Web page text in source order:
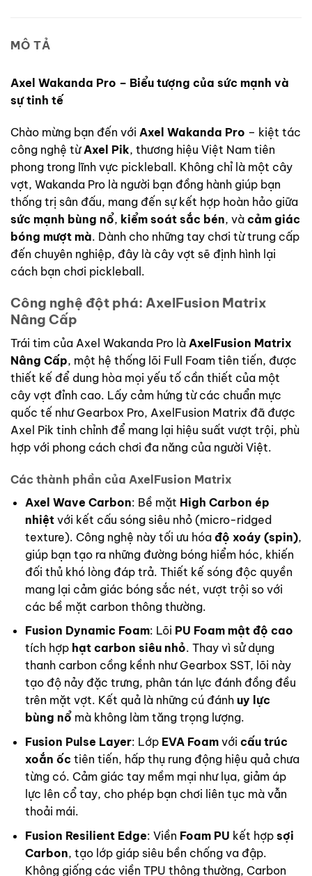
MÔ TẢ
Axel Wakanda Pro – Biểu tượng của sức mạnh và
sự tinh tế
Chào mừng bạn đến với Axel Wakanda Pro – kiệt tác
công nghệ từ Axel Pik, thương hiệu Việt Nam tiên
phong trong lĩnh vực pickleball. Không chỉ là một cây
vợt, Wakanda Pro là người bạn đồng hành giúp bạn
thống trị sân đấu, mang đến sự kết hợp hoàn hảo giữa
sức mạnh bùng nổ, kiểm soát sắc bén, và cảm giác
bóng mượt mà. Dành cho những tay chơi từ trung cấp
đến chuyên nghiệp, đây là cây vợt sẽ định hình lại
cách bạn chơi pickleball.
Công nghệ đột phá: AxelFusion Matrix
Nâng Cấp
Trái tim của Axel Wakanda Pro là AxelFusion Matrix
Nâng Cấp, một hệ thống lõi Full Foam tiên tiến, được
thiết kế để dung hòa mọi yếu tố cần thiết của một
cây vợt đỉnh cao. Lấy cảm hứng từ các chuẩn mực
quốc tế như Gearbox Pro, AxelFusion Matrix đã được
Axel Pik tinh chỉnh để mang lại hiệu suất vượt trội, phù
hợp với phong cách chơi đa năng của người Việt.
Các thành phần của AxelFusion Matrix
Axel Wave Carbon: Bề mặt High Carbon ép
nhiệtvới kết cấu sóng siêu nhỏ (micro-ridged
texture). Công nghệ này tối ưu hóa độ xoáy (spin),
giúp bạn tạo ra những đường bóng hiểm hóc, khiến
đối thủ khó lòng đáp trả. Thiết kế sóng độc quyền
mang lại cảm giác bóng sắc nét, vượt trội so với
các bề mặt carbon thông thường.
Fusion Dynamic Foam: Lõi PU Foam mật độ cao
tích hợp hạt carbon siêu nhỏ. Thay vì sử dụng
thanh carbon cồng kềnh như Gearbox SST, lõi này
tạo độ nảy đặc trưng, phân tán lực đánh đồng đều
trên mặt vợt. Kết quả là những cú đánh uy lực
bùng nổ mà không làm tăng trọng lượng.
Fusion Pulse Layer: Lớp EVA Foamvới cấu trúc
xoắn ốc tiên tiến, hấp thụ rung động hiệu quả chưa
từng có. Cảm giác tay mềm mại như lụa, giảm áp
lực lên cổ tay, cho phép bạn chơi liên tục mà vẫn
thoải mái.
Fusion Resilient Edge: Viền Foam PU kết hợp sợi
Carbon, tạo lớp giáp siêu bền chống va đập.
Không giống các viền TPU thông thường, Carbon